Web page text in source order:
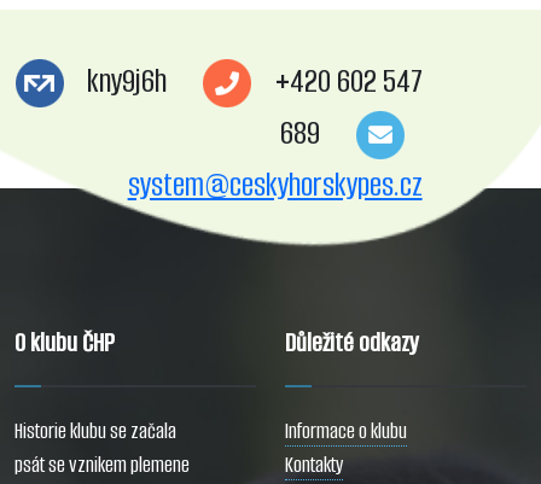
kny9j6h
+420 602 547
689
system@ceskyhorskypes.cz
O klubu ČHP
Historie klubu se začala
psát se vznikem plemene
Důležité odkazy
Informace o klubu
Kontakty